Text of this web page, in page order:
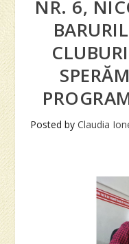
NR. 6,
Posted by Claudia